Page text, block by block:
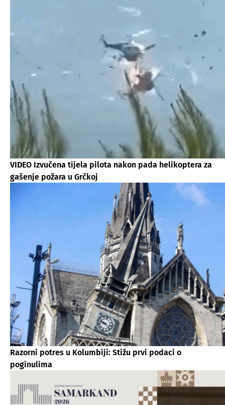
VIDEO Izvučena tijela pilota nakon pada helikoptera za
gašenje požara u Grčkoj
Razorni potres u Kolumbiji: Stižu prvi podaci o
poginulima